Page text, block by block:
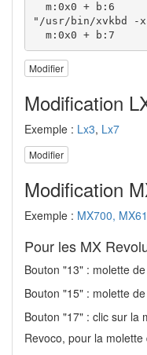
  m:0x0 + b:6
"/usr/bin/xvkbd -
  m:0x0 + b:7
Modifier
Modification
Exemple : Lx3, Lx7
Modifier
Modification
Exemple : MX700,
Pour les MX
Bouton "13" : molette
Bouton "15" : molette
Bouton "17" : clic sur la
Revoco, pour la